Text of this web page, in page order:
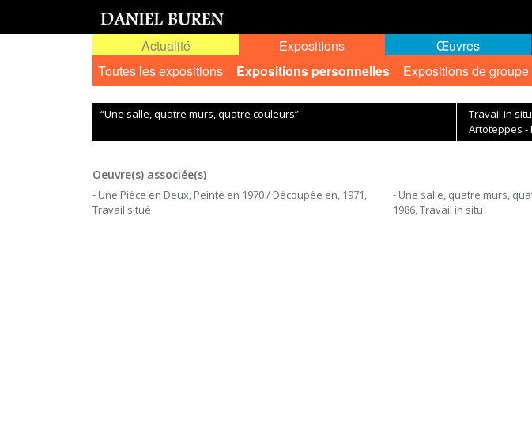
Actualité
Expositions
Toutes les expositions
Expositions personnelles Expositions de groupe
Œuvres
“Une salle, quatre murs, quatre couleurs”
Travail in
Artoteppes -
Oeuvre(s) associée(s)
- Une Pièce en Deux, Peinte en 1970 / Découpée en, 1971,
Travail situé
- Une salle, quatre murs,
1986, Travail in situ